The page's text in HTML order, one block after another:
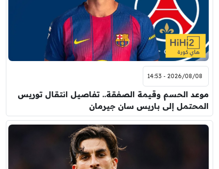
2026/08/08 - 14:53
موعد الحسم وقيمة الصفقة.. تفاصيل انتقال توريس
المحتمل إلى باريس سان جيرمان